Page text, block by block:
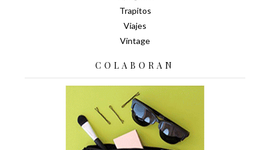
Trapitos
Viajes
Vintage
COLABORAN